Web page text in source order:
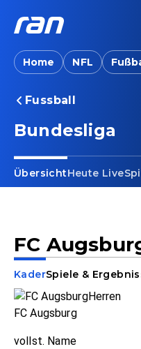
Home NFL
Fussball
Bundesliga
ÜbersichtHeute Live
FC
KaderSpiele &
FC Augsburg
vollst. Name